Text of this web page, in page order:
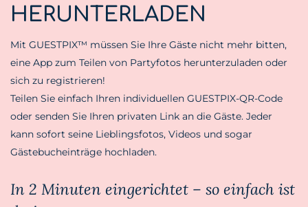
HERUNTERLADEN
Mit GUESTPIX™ müssen Sie Ihre Gäste nicht mehr bitten,
eine App zum Teilen von Partyfotos herunterzuladen oder
sich zu registrieren!
Teilen Sie einfach Ihren individuellen GUESTPIX-QR-Code
oder senden Sie Ihren privaten Link an die Gäste. Jeder
kann sofort seine Lieblingsfotos, Videos und sogar
Gästebucheinträge hochladen.
In 2 Minuten eingerichtet – so einfach ist